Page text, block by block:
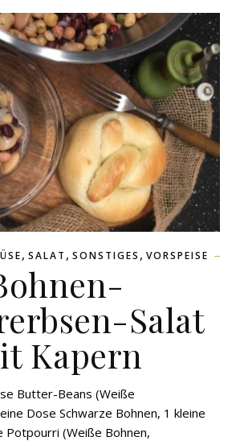
, SALAT , SONSTIGES , VORSPEISE
Salat
Kapern
Butter-Beans (Weiße
Dose Schwarze Bohnen, 1 kleine
Potpourri (Weiße Bohnen,